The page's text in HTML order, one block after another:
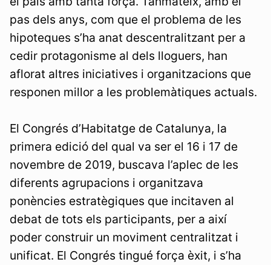
pas dels anys, com que el problema de les
hipoteques s’ha anat descentralitzant per a
cedir protagonisme al dels lloguers, han
aflorat altres iniciatives i organitzacions que
responen millor a les problemàtiques actuals.
El Congrés d’Habitatge de Catalunya, la
primera edició del qual va ser el 16 i 17 de
novembre de 2019, buscava l’aplec de les
diferents agrupacions i organitzava
ponències estratègiques que incitaven al
debat de tots els participants, per a així
poder construir un moviment centralitzat i
unificat. El Congrés tingué força èxit, i s’ha